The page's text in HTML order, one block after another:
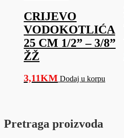
CRIJEVO
VODOKOTLIĆA
25 CM 1/2” – 3/8”
ŽŽ
3,11KM Dodaj u korpu
Pretraga proizvoda